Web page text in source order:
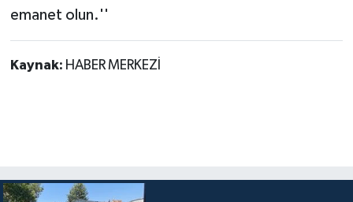
emanet olun.''
Kaynak: HABER MERKEZİ